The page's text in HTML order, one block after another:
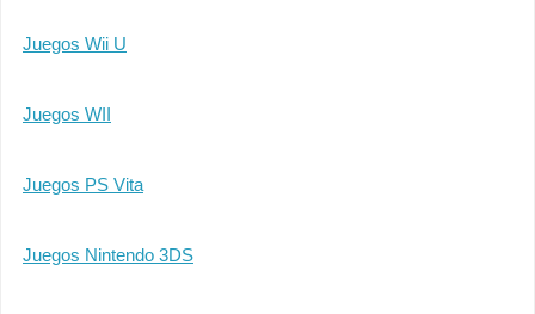
Juegos Wii U
Juegos WII
Juegos PS Vita
Juegos Nintendo 3DS